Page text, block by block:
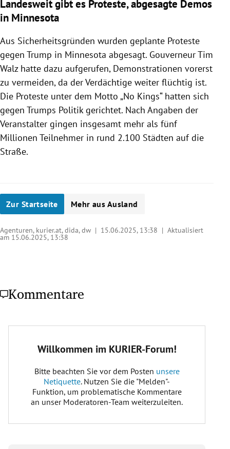
Landesweit gibt es Proteste, abgesagte Demos
in Minnesota
Aus Sicherheitsgründen wurden geplante Proteste
gegen Trump in Minnesota abgesagt. Gouverneur Tim
Walz hatte dazu aufgerufen, Demonstrationen vorerst
zu vermeiden, da der Verdächtige weiter flüchtig ist.
Die Proteste unter dem Motto „No Kings“ hatten sich
gegen Trumps Politik gerichtet. Nach Angaben der
Veranstalter gingen insgesamt mehr als fünf
Millionen Teilnehmer in rund 2.100 Städten auf die
Straße.
Zur Startseite Mehr aus Ausland
Agenturen, kurier.at, dida, dw | 15.06.2025, 13:38 | Aktualisiert
am 15.06.2025, 13:38
Kommentare